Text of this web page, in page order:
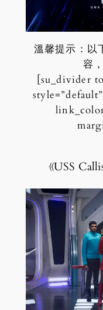
溫馨提示：以
容，
[su_divider
《USS